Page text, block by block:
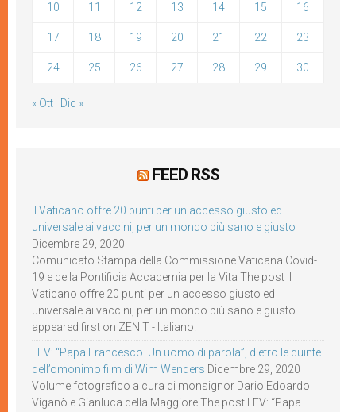
10 11 12 13 14 15 16
17 18 19 20 21 22 23
24 25 26 27 28 29 30
« Ott Dic »
FEED RSS
Il Vaticano offre 20 punti per un accesso giusto ed
universale ai vaccini, per un mondo più sano e giusto
Dicembre 29, 2020
Comunicato Stampa della Commissione Vaticana Covid-
19 e della Pontificia Accademia per la Vita The post Il
Vaticano offre 20 punti per un accesso giusto ed
universale ai vaccini, per un mondo più sano e giusto
appeared first on ZENIT - Italiano.
LEV: “Papa Francesco. Un uomo di parola”, dietro le quinte
dell’omonimo film di Wim Wenders Dicembre 29, 2020
Volume fotografico a cura di monsignor Dario Edoardo
Viganò e Gianluca della Maggiore The post LEV: “Papa